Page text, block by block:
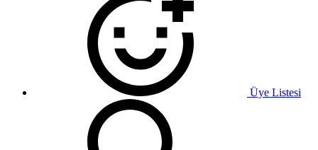
Üye Listesi